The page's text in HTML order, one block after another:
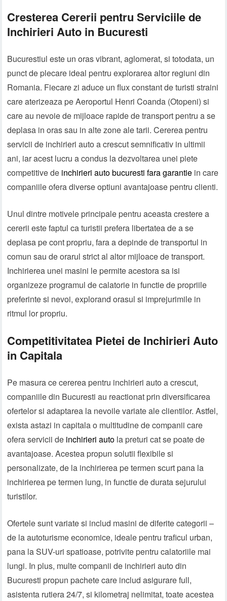
Cresterea Cererii pentru Serviciile de
Inchirieri Auto in Bucuresti
Bucurestiul este un oras vibrant, aglomerat, si totodata, un
punct de plecare ideal pentru explorarea altor regiuni din
Romania. Fiecare zi aduce un flux constant de turisti straini
care aterizeaza pe Aeroportul Henri Coanda (Otopeni) si
care au nevoie de mijloace rapide de transport pentru a se
deplasa in oras sau in alte zone ale tarii. Cererea pentru
servicii de inchirieri auto a crescut semnificativ in ultimii
ani, iar acest lucru a condus la dezvoltarea unei piete
competitive de inchirieri auto bucuresti fara garantie in care
companiile ofera diverse optiuni avantajoase pentru clienti.
Unul dintre motivele principale pentru aceasta crestere a
cererii este faptul ca turistii prefera libertatea de a se
deplasa pe cont propriu, fara a depinde de transportul in
comun sau de orarul strict al altor mijloace de transport.
Inchirierea unei masini le permite acestora sa isi
organizeze programul de calatorie in functie de propriile
preferinte si nevoi, explorand orasul si imprejurimile in
ritmul lor propriu.
Competitivitatea Pietei de Inchirieri Auto
in Capitala
Pe masura ce cererea pentru inchirieri auto a crescut,
companiile din Bucuresti au reactionat prin diversificarea
ofertelor si adaptarea la nevoile variate ale clientilor. Astfel,
exista astazi in capitala o multitudine de companii care
ofera servicii de inchirieri auto la preturi cat se poate de
avantajoase. Acestea propun solutii flexibile si
personalizate, de la inchirierea pe termen scurt pana la
inchirierea pe termen lung, in functie de durata sejurului
turistilor.
Ofertele sunt variate si includ masini de diferite categorii –
de la autoturisme economice, ideale pentru traficul urban,
pana la SUV-uri spatioase, potrivite pentru calatoriile mai
lungi. In plus, multe companii de inchirieri auto din
Bucuresti propun pachete care includ asigurare full,
asistenta rutiera 24/7, si kilometraj nelimitat, toate acestea